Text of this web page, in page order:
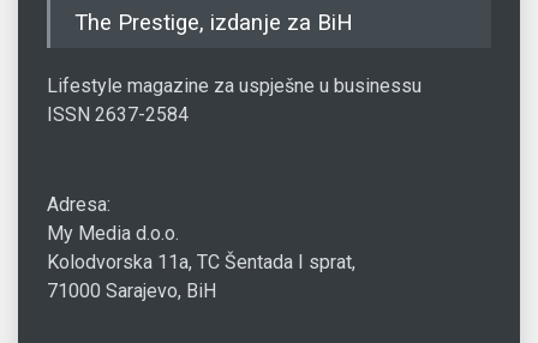
The Prestige, izdanje za BiH
Lifestyle magazine za uspješne u businessu
ISSN 2637-2584
Adresa:
My Media d.o.o.
Kolodvorska 11a, TC Šentada I sprat,
71000 Sarajevo, BiH